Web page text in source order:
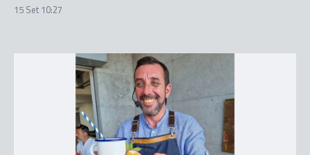
15 Set 10:27